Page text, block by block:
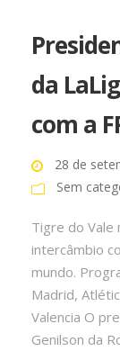
da
com a
28 de
Sem
Tigre do Vale
intercâmbio
mundo.
Madrid,
Valencia O
Genilson da